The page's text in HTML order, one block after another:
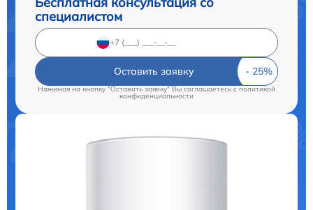
специалистом
Оставить заявку
Нажимая на кнопку "Оставить заявку" Вы соглашаетесь cполитикой
конфиденциальности